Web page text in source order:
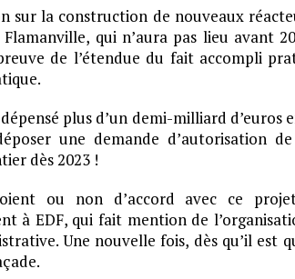
sur la construction de nouveaux
Flamanville, qui n’aura pas lieu avant
de l’étendue du fait accompli
plus d’un demi-milliard d’euros
une demande d’autorisation
dès 2023 !
ou non d’accord avec ce
à EDF, qui fait mention de
Une nouvelle fois, dès qu’il est